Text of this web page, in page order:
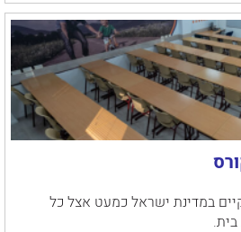
במדינת ישראל כמעט אצל כל